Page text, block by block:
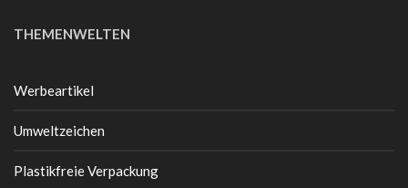
THEMENWELTEN
Werbeartikel
Umweltzeichen
Plastikfreie Verpackung